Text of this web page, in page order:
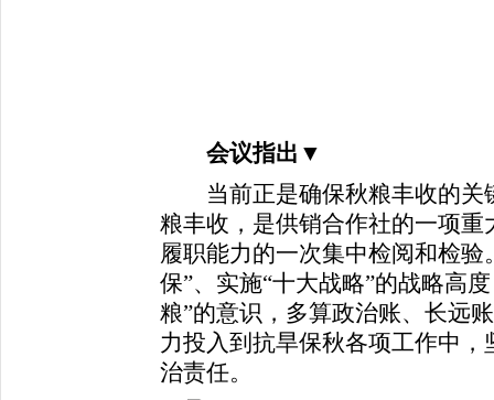
会议指出 ▼
当前正是确保秋粮丰收的关
粮丰收，是供销合作社的一项
履职能力的一次集中检阅和检
保”、实施“十大战略”的战略高
粮”的意识，多算政治账、长远
力投入到抗旱保秋各项工作中
治责任。